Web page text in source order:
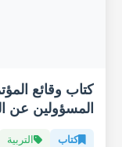
المسؤولين عن
كتاب التربية